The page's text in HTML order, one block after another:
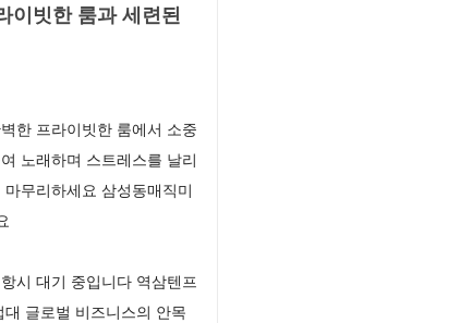
이빗한 룸과 세련된
한 프라이빗한 룸에서 소중
노래하며 스트레스를 날리
무리하세요 삼성동매직미
시 대기 중입니다 역삼텐프
글로벌 비즈니스의 안목